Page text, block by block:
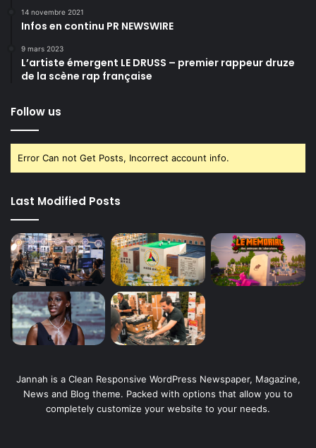
14 novembre 2021
Infos en continu PR NEWSWIRE
9 mars 2023
L’artiste émergent LE DRUSS – premier rappeur druze
de la scène rap française
Follow us
Error Can not Get Posts, Incorrect account info.
Last Modified Posts
Jannah is a Clean Responsive WordPress Newspaper, Magazine,
News and Blog theme. Packed with options that allow you to
completely customize your website to your needs.